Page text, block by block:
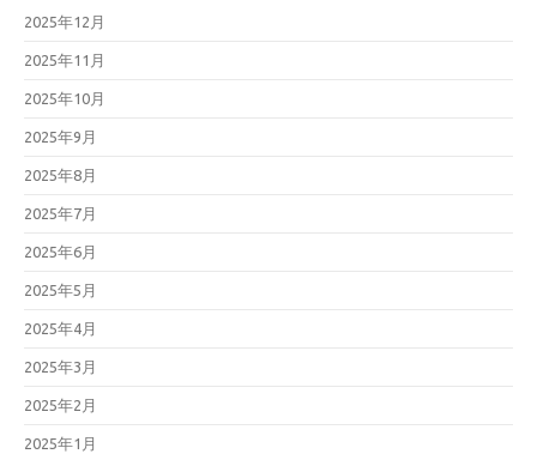
2025年12月
2025年11月
2025年10月
2025年9月
2025年8月
2025年7月
2025年6月
2025年5月
2025年4月
2025年3月
2025年2月
2025年1月